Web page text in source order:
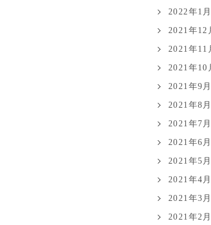
2022年1
2021年12
2021年11
2021年10
2021年9
2021年8
2021年7
2021年6
2021年5
2021年4
2021年3
2021年2